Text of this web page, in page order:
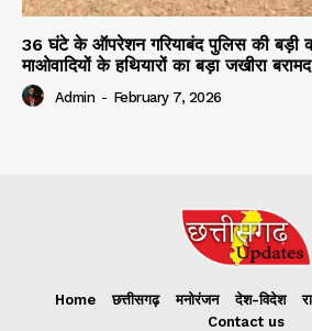
36 घंटे के ऑपरेशन गरियाबंद पुलिस की बड़ी
माओवादियों के हथियारों का बड़ा जखीरा बरामद
Admin - February 7, 2026
Home छत्तीसगढ़ मनोरंजन देश-विदेश
Contact us